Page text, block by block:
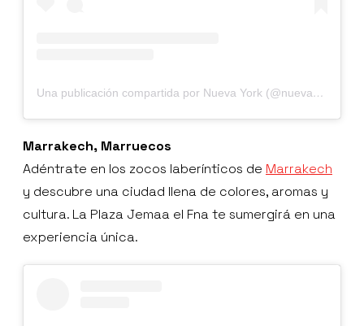
Una publicación compartida por Nueva York (@nuevayorkforever)
Marrakech, Marruecos
Adéntrate en los zocos laberínticos de Marrakech
y descubre una ciudad llena de colores, aromas y
cultura. La Plaza Jemaa el Fna te sumergirá en una
experiencia única.